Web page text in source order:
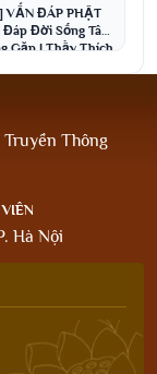
VẤN ĐÁP PHẬT
Đời Sống Tâm
Gặp | Thầy Thích
Thông
Hà Nội